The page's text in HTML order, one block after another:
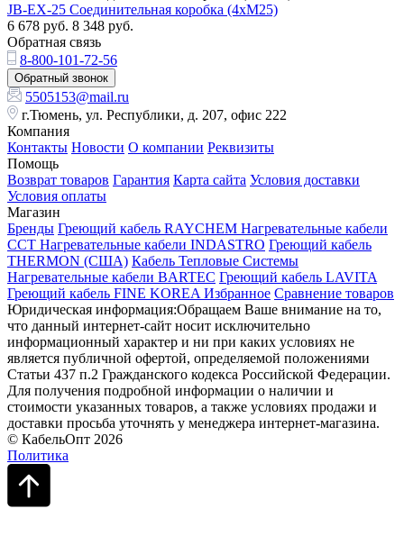
JB-EX-25 Cоединительная коробка (4xM25)
6 678 руб. 8 348 руб.
Обратная связь
8-800-101-72-56
Обратный звонок
5505153@mail.ru
г.Тюмень, ул. Республики, д. 207, офис 222
Компания
Контакты Новости О компании Реквизиты
Помощь
Возврат товаров Гарантия Карта сайта Условия доставки
Условия оплаты
Магазин
Бренды Греющий кабель RAYCHEM Нагревательные кабели
ССТ Нагревательные кабели INDASTRO Греющий кабель
THERMON (США) Кабель Тепловые Системы
Нагревательные кабели BARTEC Греющий кабель LAVITA
Греющий кабель FINE KOREA Избранное Сравнение товаров
Юридическая информация:Обращаем Ваше внимание на то,
что данный интернет-сайт носит исключительно
информационный характер и ни при каких условиях не
является публичной офертой, определяемой положениями
Статьи 437 п.2 Гражданского кодекса Российской Федерации.
Для получения подробной информации о наличии и
стоимости указанных товаров, а также условиях продажи и
доставки просьба уточнять у менеджера интернет-магазина.
© КабельОпт 2026
Политика